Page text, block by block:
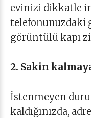
evinizi dikkatle
telefonunuzdaki
görüntülü kapı
2. Sakin
İstenmeyen
kaldığınızda,